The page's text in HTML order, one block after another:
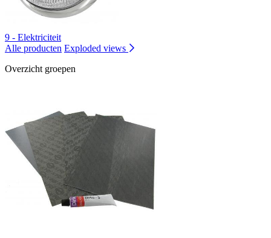
9 - Elektriciteit
Alle producten Exploded views
Overzicht groepen